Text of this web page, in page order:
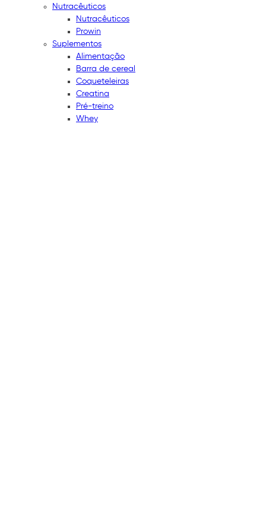
Nutracêuticos
Nutracêuticos
Prowin
Suplementos
Alimentação
Barra de cereal
Coqueteleiras
Creatina
Pré-treino
Whey